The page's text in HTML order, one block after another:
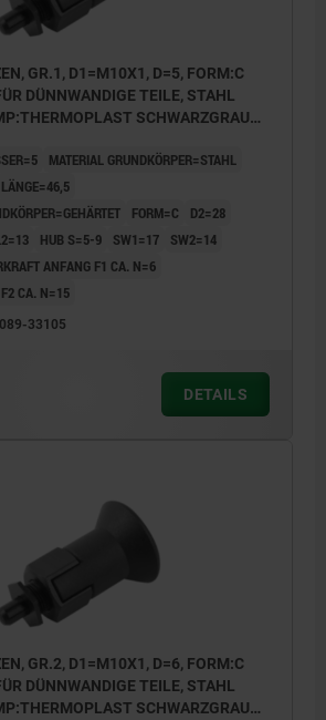
GR.1, D1=M10X1, D=5, FORM:C
DÜNNWANDIGE TEILE, STAHL
SCHWARZGRAU
MATERIAL GRUNDKÖRPER=STAHL
LÄNGE=46,5
FORM=C
D2=28
HUB S=5-9 SW1=17
SW2=14
ANFANG F1 CA. N=6
F2 CA. N=15
33105
DETAILS
GR.2, D1=M10X1, D=6, FORM:C
DÜNNWANDIGE TEILE, STAHL
SCHWARZGRAU